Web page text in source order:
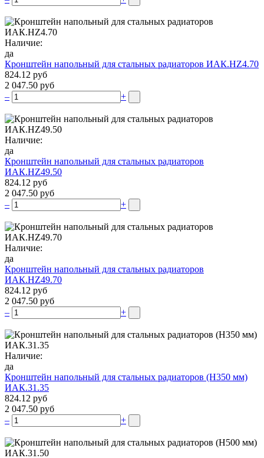
Наличие:
да
Кронштейн напольный для стальных радиаторов ИАК.НZ4.70
824.12 руб
2 047.50 руб
–
+
Наличие:
да
Кронштейн напольный для стальных радиаторов
ИАК.НZ49.50
824.12 руб
2 047.50 руб
–
+
Наличие:
да
Кронштейн напольный для стальных радиаторов
ИАК.НZ49.70
824.12 руб
2 047.50 руб
–
+
Наличие:
да
Кронштейн напольный для стальных радиаторов (Н350 мм)
ИАК.31.35
824.12 руб
2 047.50 руб
–
+